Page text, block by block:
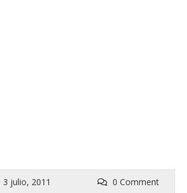
3 julio, 2011 0 Comment